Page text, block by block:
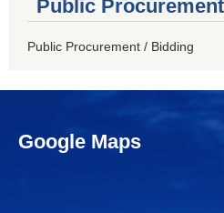
Public
Public Procurement / Bidding
Google Maps